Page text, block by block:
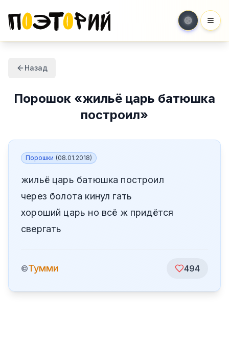
Назад
Порошок «жильё царь батюшка
построил»
Порошки (08.01.2018)
жильё царь батюшка построил
через болота кинул гать
хороший царь но всё ж придётся
свергать
©Тумми 494